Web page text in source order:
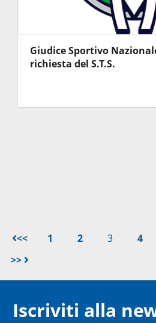
Giudice Sportivo
richiesta del S.T.S.
<< 1 2 3 4
>>
Iscriviti alla